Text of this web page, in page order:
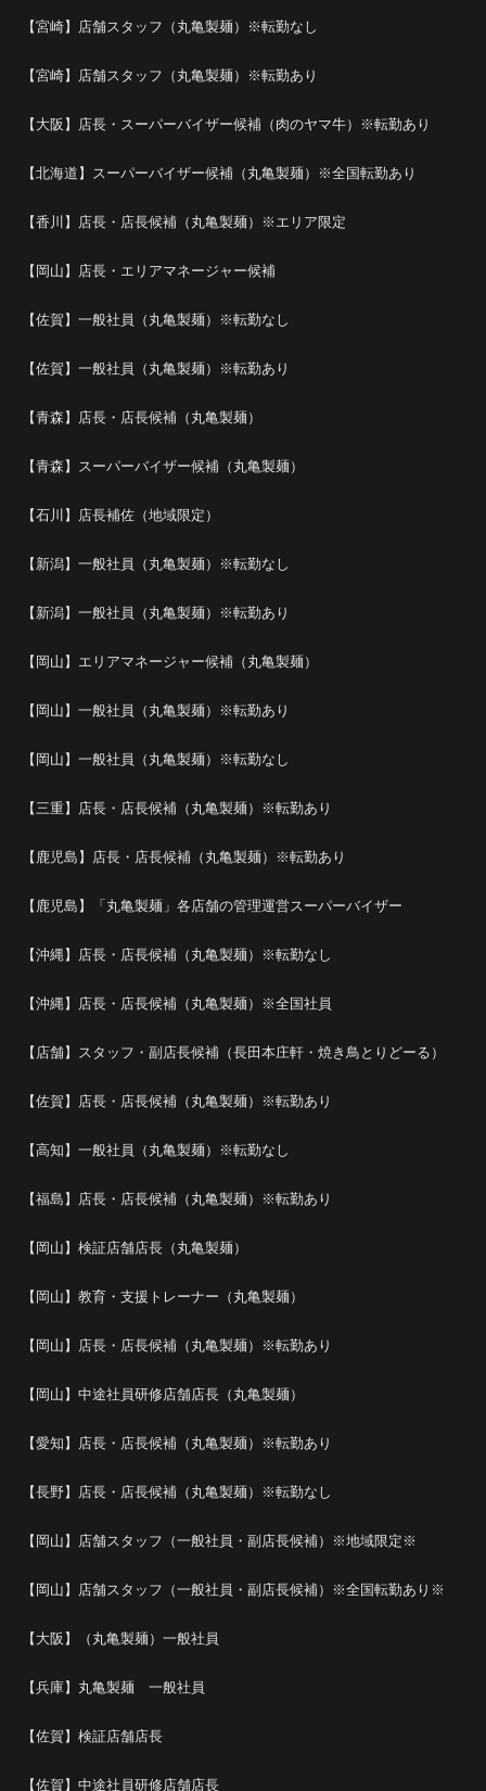
【宮崎】店舗スタッフ（丸亀製麺）※転勤なし
【宮崎】店舗スタッフ（丸亀製麺）※転勤あり
【大阪】店長・スーパーバイザー候補（肉のヤマ牛）※転勤あり
【北海道】スーパーバイザー候補（丸亀製麺）※全国転勤あり
【香川】店長・店長候補（丸亀製麺）※エリア限定
【岡山】店長・エリアマネージャー候補
【佐賀】一般社員（丸亀製麺）※転勤なし
【佐賀】一般社員（丸亀製麺）※転勤あり
【青森】店長・店長候補（丸亀製麺）
【青森】スーパーバイザー候補（丸亀製麺）
【石川】店長補佐（地域限定）
【新潟】一般社員（丸亀製麺）※転勤なし
【新潟】一般社員（丸亀製麺）※転勤あり
【岡山】エリアマネージャー候補（丸亀製麺）
【岡山】一般社員（丸亀製麺）※転勤あり
【岡山】一般社員（丸亀製麺）※転勤なし
【三重】店長・店長候補（丸亀製麺）※転勤あり
【鹿児島】店長・店長候補（丸亀製麺）※転勤あり
【鹿児島】「丸亀製麺」各店舗の管理運営スーパーバイザー
【沖縄】店長・店長候補（丸亀製麺）※転勤なし
【沖縄】店長・店長候補（丸亀製麺）※全国社員
【店舗】スタッフ・副店長候補（長田本庄軒・焼き鳥とりどーる）
【佐賀】店長・店長候補（丸亀製麺）※転勤あり
【高知】一般社員（丸亀製麺）※転勤なし
【福島】店長・店長候補（丸亀製麺）※転勤あり
【岡山】検証店舗店長（丸亀製麺）
【岡山】教育・支援トレーナー（丸亀製麺）
【岡山】店長・店長候補（丸亀製麺）※転勤あり
【岡山】中途社員研修店舗店長（丸亀製麺）
【愛知】店長・店長候補（丸亀製麺）※転勤あり
【長野】店長・店長候補（丸亀製麺）※転勤なし
【岡山】店舗スタッフ（一般社員・副店長候補）※地域限定※
【岡山】店舗スタッフ（一般社員・副店長候補）※全国転勤あり※
【大阪】（丸亀製麺）一般社員
【兵庫】丸亀製麺 一般社員
【佐賀】検証店舗店長
【佐賀】中途社員研修店舗店長